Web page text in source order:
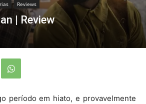
Reviews
| Review
período em hiato, e provavelmente